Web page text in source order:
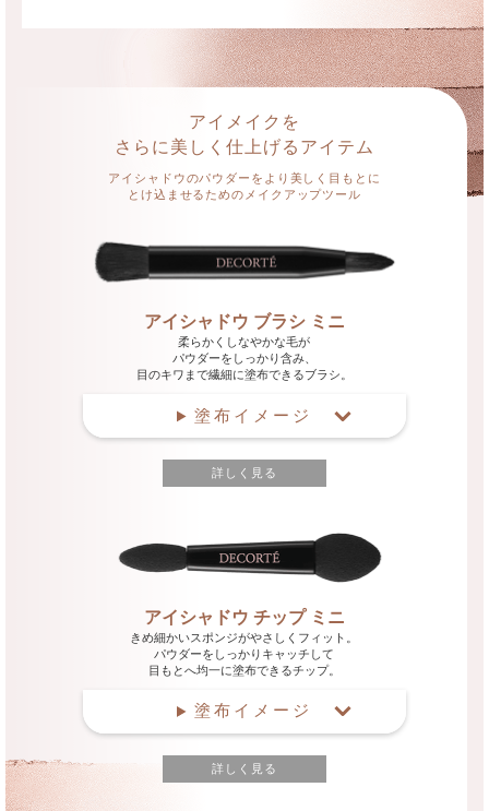
アイメイクを
さらに美しく仕上げるアイテム
アイシャドウのパウダーをより美しく目もとに
とけ込ませるためのメイクアップツール
アイシャドウ ブラシ ミニ
柔らかくしなやかな毛が
パウダーをしっかり含み、
目のキワまで繊細に塗布できるブラシ。
塗布イメージ
詳しく見る
アイシャドウ チップ ミニ
きめ細かいスポンジがやさしくフィット。
パウダーをしっかりキャッチして
目もとへ均一に塗布できるチップ。
塗布イメージ
詳しく見る